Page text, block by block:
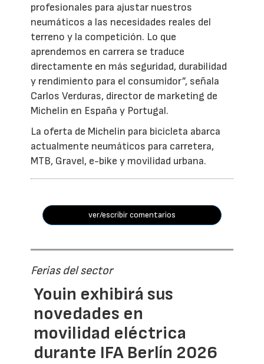
profesionales para ajustar nuestros
neumáticos a las necesidades reales del
terreno y la competición. Lo que
aprendemos en carrera se traduce
directamente en más seguridad, durabilidad
y rendimiento para el consumidor”, señala
Carlos Verduras, director de marketing de
Michelin en España y Portugal.
La oferta de Michelin para bicicleta abarca
actualmente neumáticos para carretera,
MTB, Gravel, e-bike y movilidad urbana.
ver/escribir comentarios
Ferias del sector
Youin exhibirá sus
novedades en
movilidad eléctrica
durante IFA Berlín 2026